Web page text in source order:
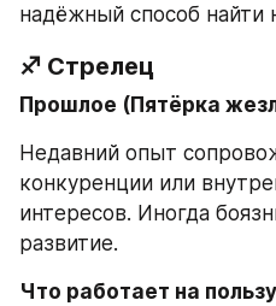
надёжный способ найти
♐ Стрелец
Прошлое (Пятёрка
Недавний опыт
конкуренции или
интересов. Иногда
развитие.
Что работает на